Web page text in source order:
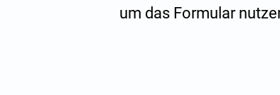
um das Formular